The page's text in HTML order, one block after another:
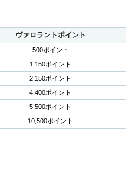
ヴァロラントポイント
500ポイント
1,150ポイント
2,150ポイント
4,400ポイント
5,500ポイント
10,500ポイント